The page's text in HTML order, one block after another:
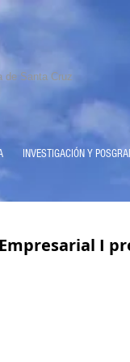
de Santa Cruz
INVESTIGACIÓN Y
I